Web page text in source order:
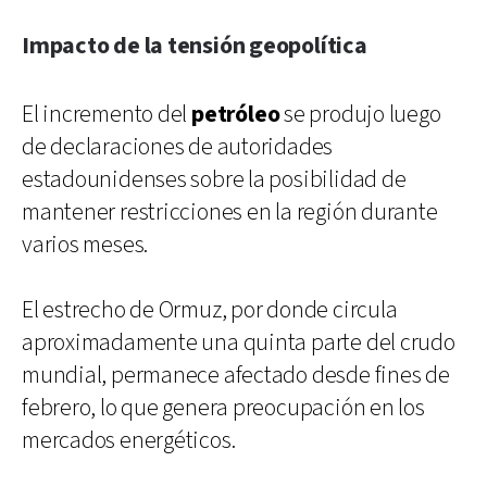
Impacto de la tensión geopolítica
El incremento del petróleose produjo luego
de declaraciones de autoridades
estadounidenses sobre la posibilidad de
mantener restricciones en la región durante
varios meses.
El estrecho de Ormuz, por donde circula
aproximadamente una quinta parte del crudo
mundial, permanece afectado desde fines de
febrero, lo que genera preocupación en los
mercados energéticos.